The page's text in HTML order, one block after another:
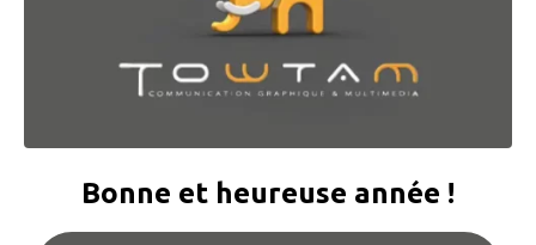
Bonne et heureuse année !